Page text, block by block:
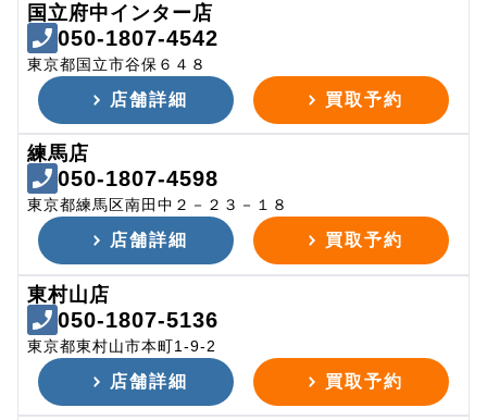
国立府中インター店
050-1807-4542
東京都国立市谷保６４８
店舗詳細 買取予約
練馬店
050-1807-4598
東京都練馬区南田中２－２３－１８
店舗詳細 買取予約
東村山店
050-1807-5136
東京都東村山市本町1-9-2
店舗詳細 買取予約